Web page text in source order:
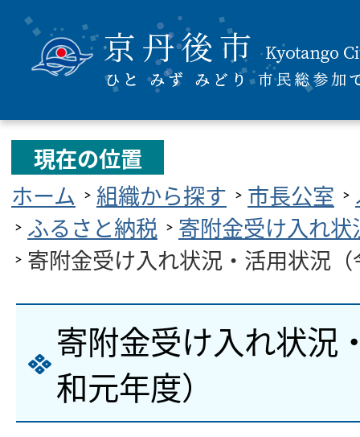
現在の位置
ホーム
組織から探す 市長公室
ふるさと納税
寄附金受け入れ
寄附金受け入れ状況・活用状況
寄附金受け入れ状況
和元年度）